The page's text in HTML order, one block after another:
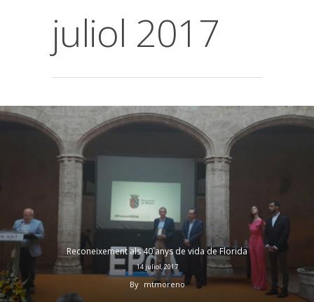
juliol 2017
Reconeixement als 40 anys de vida de Florida
14 juliol, 2017
By mtmoreno